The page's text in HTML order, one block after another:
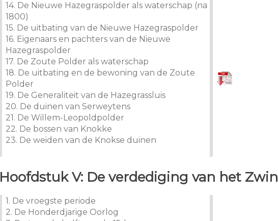
14. De Nieuwe Hazegraspolder als waterschap (na
1800)
15. De uitbating van de Nieuwe Hazegraspolder
16. Eigenaars en pachters van de Nieuwe
Hazegraspolder
17. De Zoute Polder als waterschap
18. De uitbating en de bewoning van de Zoute
Polder
19. De Generaliteit van de Hazegrassluis
20. De duinen van Serweytens
21. De Willem-Leopoldpolder
22. De bossen van Knokke
23. De weiden van de Knokse duinen
Hoofdstuk V: De verdediging van het Zwin
1. De vroegste periode
2. De Honderdjarige Oorlog